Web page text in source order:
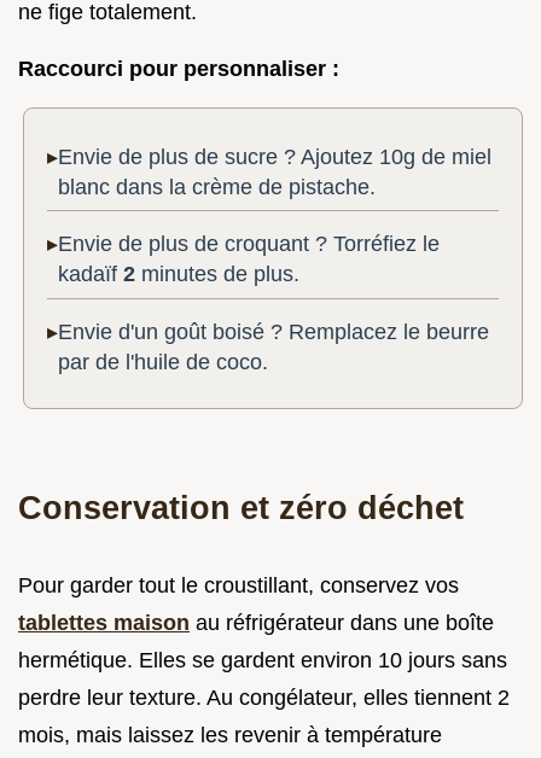
ne fige totalement.
Raccourci pour personnaliser :
Envie de plus de sucre ? Ajoutez 10g de miel
blanc dans la crème de pistache.
Envie de plus de croquant ? Torréfiez le
kadaïf2 minutes de plus.
Envie d'un goût boisé ? Remplacez le beurre
par de l'huile de coco.
Conservation et zéro déchet
Pour garder tout le croustillant, conservez vos
tablettes maison au réfrigérateur dans une boîte
hermétique. Elles se gardent environ 10 jours sans
perdre leur texture. Au congélateur, elles tiennent 2
mois, mais laissez les revenir à température